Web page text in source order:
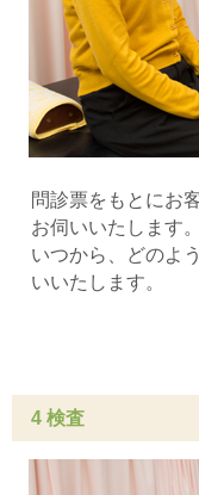
問診票をもとにお
お伺いいたします。
いつから、どのよ
いいたします。
4 検査